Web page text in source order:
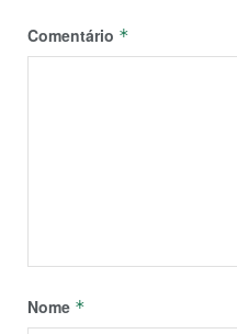
Comentário *
Nome *